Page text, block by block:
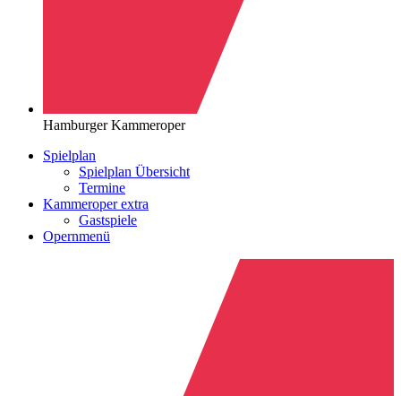
Hamburger Kammeroper
Spielplan
Spielplan Übersicht
Termine
Kammeroper extra
Gastspiele
Opernmenü